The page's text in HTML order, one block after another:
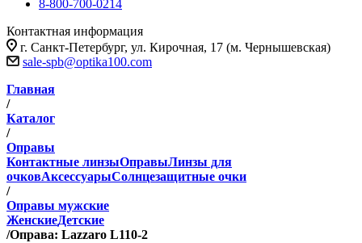
8-800-700-0214
Контактная информация
г. Санкт-Петербург, ул. Кирочная, 17 (м. Чернышевская)
sale-spb@optika100.com
Главная
/
Каталог
/
Оправы
Контактные линзыОправыЛинзы для
очковАксессуарыСолнцезащитные очки
/
Оправы мужские
ЖенскиеДетские
/Оправа: Lazzaro L110-2